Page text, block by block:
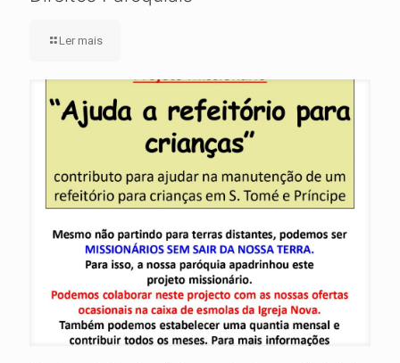
Ler mais